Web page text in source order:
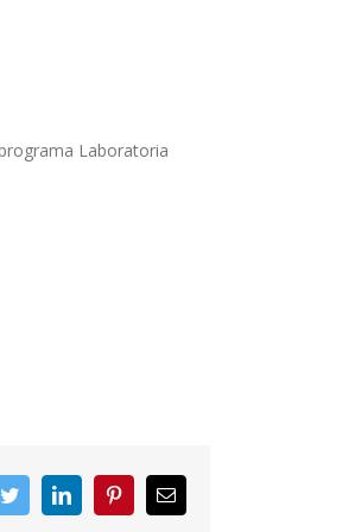
Laboratoria
TwitterLinkedInPinterestCorreo
electrónico